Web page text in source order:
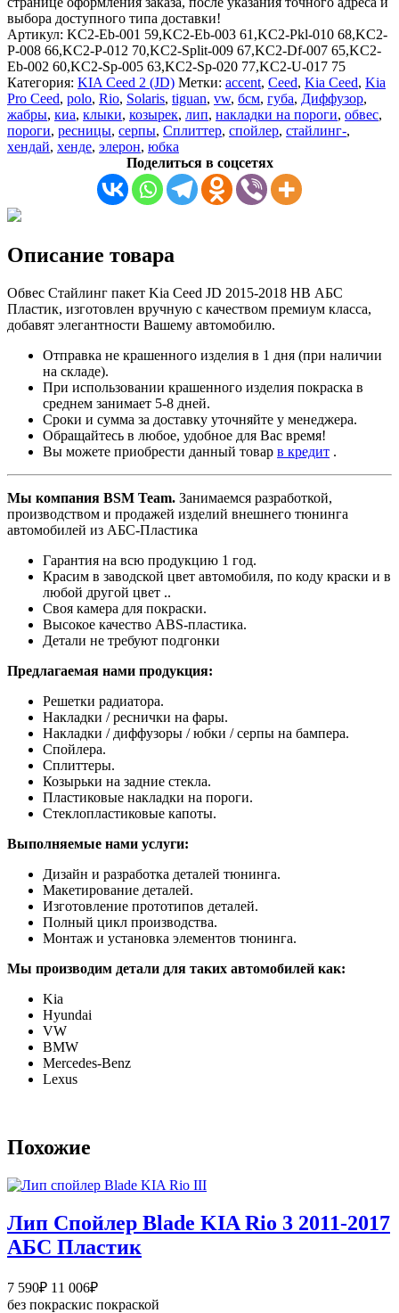
пакет
Kia
Ceed
2
JD
/
2015-
2018
/
Хетчбек
Пластик
выбора доступного типа доставки!
Артикул: KC2-Eb-001 59,KC2-Eb-003 61,KC2-Pkl-010 68,KC2-
P-008 66,KC2-P-012 70,KC2-Split-009 67,KC2-Df-007 65,KC2-
Eb-002 60,KC2-Sp-005 63,KC2-Sp-020 77,KC2-U-017 75
Категория: KIA Ceed 2 (JD) Метки: accent, Ceed, Kia Ceed, Kia
Pro Ceed, polo, Rio, Solaris, tiguan, vw, бсм, губа, Диффузор,
жабры, киа, клыки, козырек, лип, накладки на пороги, обвес,
пороги, ресницы, серпы, Сплиттер, спойлер, стайлинг-,
хендай, хенде, элерон, юбка
Поделиться в соцсетях
Описание товара
Обвес Стайлинг пакет Kia Ceed JD 2015-2018 HB АБС
Пластик, изготовлен вручную с качеством премиум класса,
добавят элегантности Вашему автомобилю.
Отправка не крашенного изделия в 1 дня (при наличии
на складе).
При использовании крашенного изделия покраска в
среднем занимает 5-8 дней.
Сроки и сумма за доставку уточняйте у менеджера.
Обращайтесь в любое, удобное для Вас время!
Вы можете приобрести данный товар в кредит .
Мы компания BSM Team. Занимаемся разработкой,
производством и продажей изделий внешнего тюнинга
автомобилей из АБС-Пластика
Гарантия на всю продукцию 1 год.
Красим в заводской цвет автомобиля, по коду краски и в
любой другой цвет ..
Своя камера для покраски.
Высокое качество ABS-пластика.
Детали не требуют подгонки
Предлагаемая нами продукция:
Решетки радиатора.
Накладки / реснички на фары.
Накладки / диффузоры / юбки / серпы на бампера.
Спойлера.
Сплиттеры.
Козырьки на задние стекла.
Пластиковые накладки на пороги.
Стеклопластиковые капоты.
Выполняемые нами услуги:
Дизайн и разработка деталей тюнинга.
Макетирование деталей.
Изготовление прототипов деталей.
Полный цикл производства.
Монтаж и установка элементов тюнинга.
Мы производим детали для таких автомобилей как:
Kia
Hyundai
VW
BMW
Mercedes-Benz
Lexus
Похожие
Лип Спойлер Blade KIA Rio 3 2011-2017
АБС Пластик
7 590₽ 11 006₽Диапазон
цен:
без покраскис покраской